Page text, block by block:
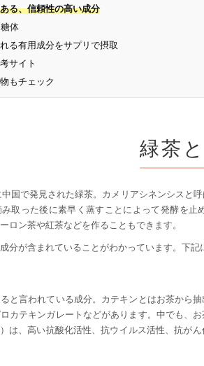
る、信頼性の高い成分
体
る有用成分をサプリで摂取
サイト
もチェック
緑茶
国で発見された緑茶。カメリアシネンシスと
取った後に素早く蒸すことによって発酵を
ロン茶や紅茶などを作ることもできます。
分が含まれていることがわかっています。下記
と言われている成分。カテキンとはお茶から
カテキンガレートなどがあります。中でも、
は、高い抗酸化活性、抗ウイルス活性、抗が